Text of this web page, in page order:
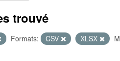
trouvé
Formats: CSV XLSX